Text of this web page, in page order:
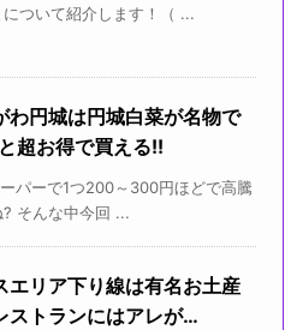
ついて紹介します！（ ...
わ円城は円城白菜が名物で
超お得で買える!!
パーで1つ200～300円ほどで高騰
そんな中今回 ...
エリア下り線は有名お土産
ストランにはアレが…